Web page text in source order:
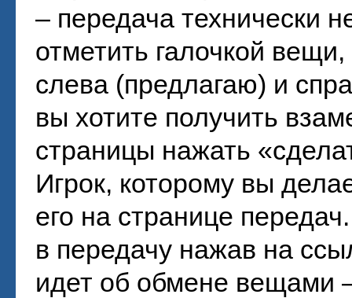
– передача технически
отметить галочкой
слева (предлагаю) и
вы хотите получить
страницы нажать
Игрок, которому вы
его на странице
в передачу нажав на
идет об обмене вещами